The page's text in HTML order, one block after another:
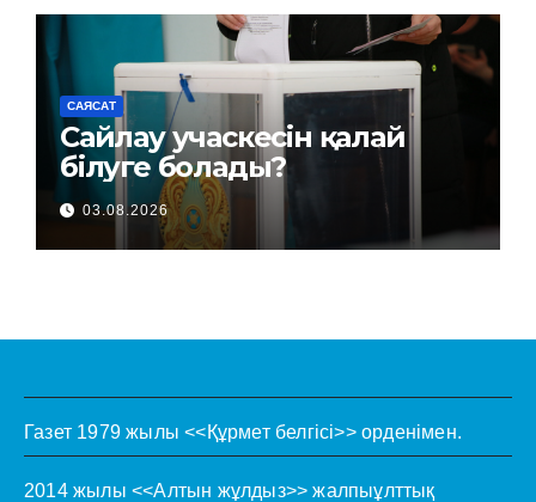
САЯСАТ
Сайлау учаскесін қалай
білуге болады?
03.08.2026
Газет 1979 жылы <<Құрмет белгісі>> орденімен.
2014 жылы <<Алтын жұлдыз>> жалпыұлттық